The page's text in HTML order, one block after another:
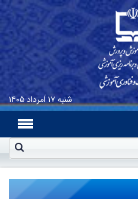
شنبه۱۷ اَمرداد ۱۴۰۵